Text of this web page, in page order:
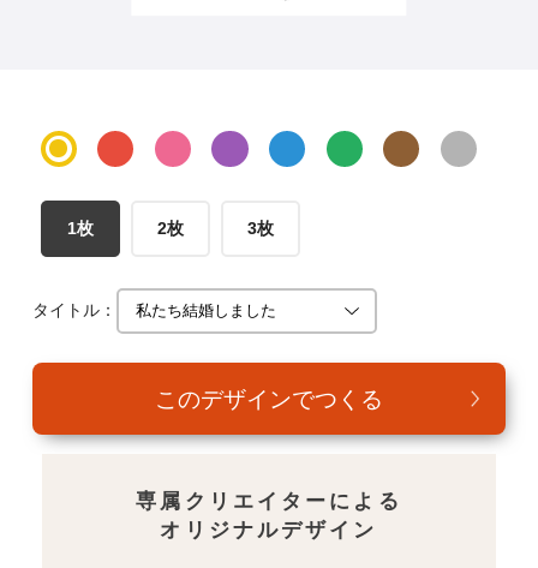
お問い合わせ
1枚 2枚 3枚
タイトル：
専属クリエイターによる
オリジナルデザイン